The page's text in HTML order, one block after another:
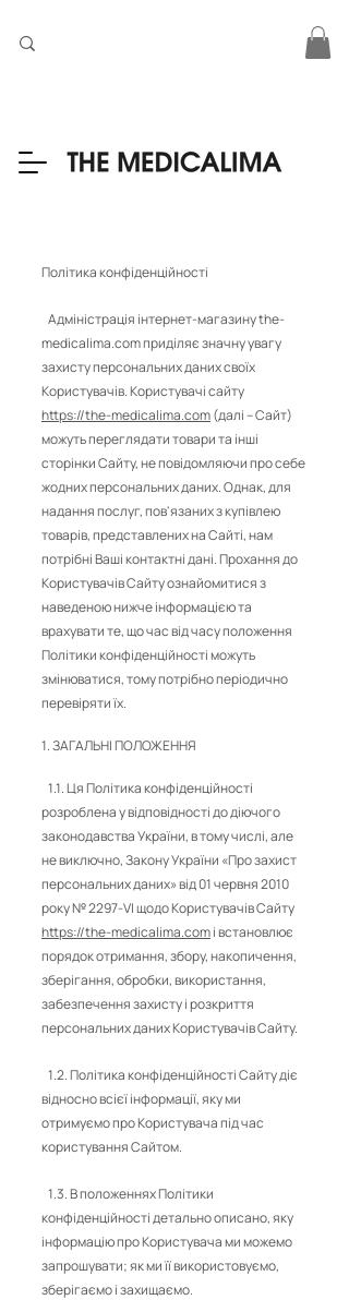
Політика конфіденційності
Адміністрація інтернет-магазину the-
medicalima.com приділяє значну увагу
захисту персональних даних своїх
Користувачів. Користувачі сайту
https://the-medicalima.com(далі – Сайт)
можуть переглядати товари та інші
сторінки Сайту, не повідомляючи про себе
жодних персональних даних. Однак, для
надання послуг, пов'язаних з купівлею
товарів, представлених на Сайті, нам
потрібні Ваші контактні дані. Прохання до
Користувачів Сайту ознайомитися з
наведеною нижче інформацією та
врахувати те, що час від часу положення
Політики конфіденційності можуть
змінюватися, тому потрібно періодично
перевіряти їх.
1. ЗАГАЛЬНІ ПОЛОЖЕННЯ
1.1. Ця Політика конфіденційності
розроблена у відповідності до діючого
законодавства України, в тому числі, але
не виключно, Закону України «Про захист
персональних даних» від 01 червня 2010
року № 2297-VI щодо Користувачів Сайту
https://the-medicalima.comі встановлює
порядок отримання, збору, накопичення,
зберігання, обробки, використання,
забезпечення захисту і розкриття
персональних даних Користувачів Сайту.
1.2. Політика конфіденційності Сайту діє
відносно всієї інформації, яку ми
отримуємо про Користувача під час
користування Сайтом.
1.3. В положеннях Політики
конфіденційності детально описано, яку
інформацію про Користувача ми можемо
запрошувати; як ми її використовуємо,
зберігаємо і захищаємо.